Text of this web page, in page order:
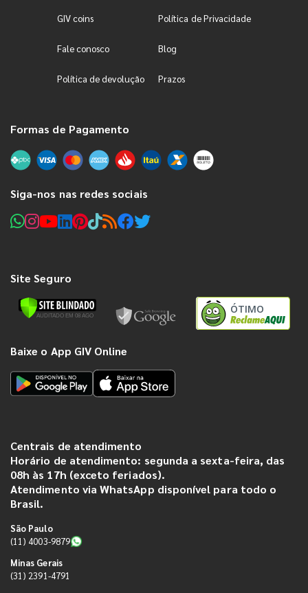
GIV coins Política de Privacidade
Fale conosco Blog
Política de devolução Prazos
Formas de Pagamento
Siga-nos nas redes sociais
Site Seguro
ÓTIMO
Baixe o App GIV Online
Centrais de atendimento
Horário de atendimento: segunda a sexta-feira, das
08h às 17h (exceto feriados).
Atendimento via WhatsApp disponível para todo o
Brasil.
São Paulo
(11) 4003-9879
Minas Gerais
(31) 2391-4791